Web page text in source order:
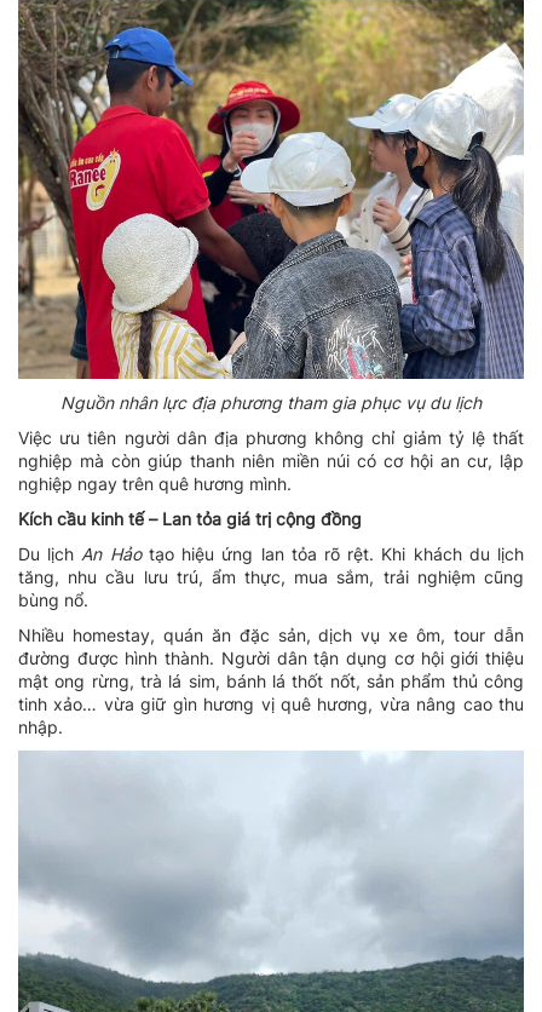
Nguồn nhân lực địa phương tham gia phục vụ du lịch
Việc ưu tiên người dân địa phương không chỉ giảm tỷ lệ thất
nghiệp mà còn giúp thanh niên miền núi có cơ hội an cư, lập
nghiệp ngay trên quê hương mình.
Kích cầu kinh tế – Lan tỏa giá trị cộng đồng
Du lịch An Hảotạo hiệu ứng lan tỏa rõ rệt. Khi khách du lịch
tăng, nhu cầu lưu trú, ẩm thực, mua sắm, trải nghiệm cũng
bùng nổ.
Nhiều homestay, quán ăn đặc sản, dịch vụ xe ôm, tour dẫn
đường được hình thành. Người dân tận dụng cơ hội giới thiệu
mật ong rừng, trà lá sim, bánh lá thốt nốt, sản phẩm thủ công
tinh xảo… vừa giữ gìn hương vị quê hương, vừa nâng cao thu
nhập.